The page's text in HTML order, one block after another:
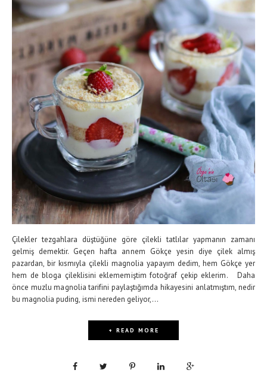
Çilekler tezgahlara düştüğüne göre çilekli tatlılar yapmanın zamanı
gelmiş demektir. Geçen hafta annem Gökçe yesin diye çilek almış
pazardan, bir kısmıyla çilekli magnolia yapayım dedim, hem Gökçe yer
hem de bloga çileklisini eklememiştim fotoğraf çekip eklerim. Daha
önce muzlu magnolia tarifini paylaştığımda hikayesini anlatmıştım, nedir
bu magnolia puding, ismi nereden geliyor,...
+ READ MORE